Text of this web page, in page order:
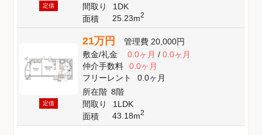
定借
間取り
1DK
面積
25.23m2
定借
21万円 管理費 20,000円
敷金/礼金 0.0ヶ月/ 0.0ヶ月
仲介手数料
0.0ヶ月
フリーレント
0.0ヶ月
所在階 8階
間取り
1LDK
面積
43.18m2